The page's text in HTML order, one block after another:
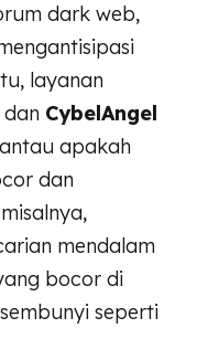
dark web,
layanan
dan CybelAngel
apakah
dan
mendalam
bocor di
seperti